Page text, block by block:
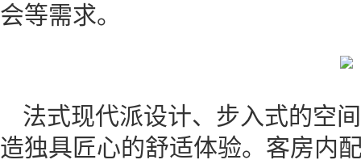
会等需求。
法式现代派设计、步入式的空
造独具匠心的舒适体验。客房内